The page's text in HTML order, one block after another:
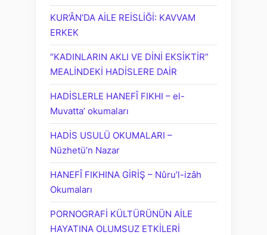
KUR’ÂN’DA AİLE REİSLİĞİ: KAVVAM
ERKEK
“KADINLARIN AKLI VE DİNİ EKSİKTİR”
MEALİNDEKİ HADİSLERE DAİR
HADİSLERLE HANEFÎ FIKHI – el-
Muvatta’ okumaları
HADİS USULÜ OKUMALARI –
Nüzhetü’n Nazar
HANEFÎ FIKHINA GİRİŞ – Nûru’l-izâh
Okumaları
PORNOGRAFİ KÜLTÜRÜNÜN AİLE
HAYATINA OLUMSUZ ETKİLERİ